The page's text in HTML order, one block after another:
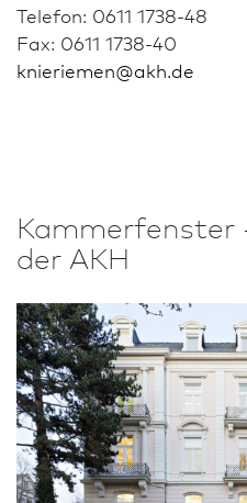
Telefon: 0611 1738-48
Fax: 0611 1738-40
knieriemen@akh.de
der AKH